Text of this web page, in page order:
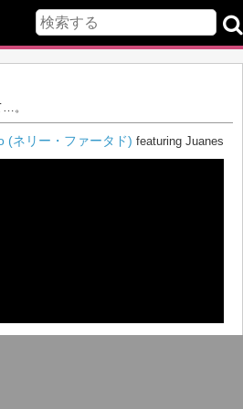
。
(ネリー・ファータド) featuring Juanes